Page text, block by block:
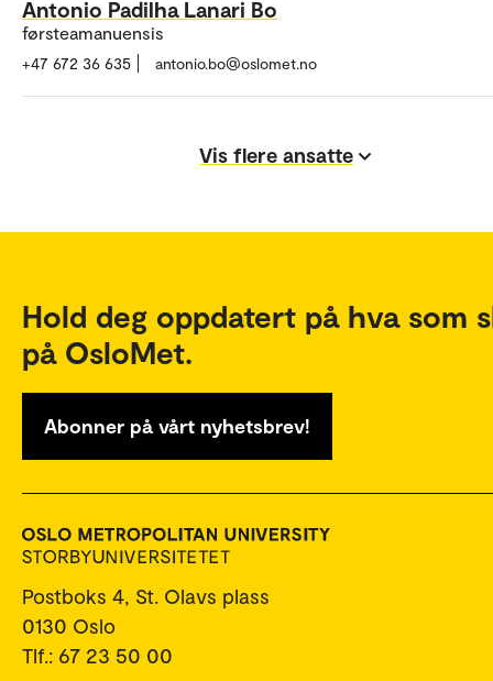
Antonio Padilha Lanari Bo
førsteamanuensis
+47 672 36 635 antonio.bo@oslomet.no
Vis flere ansatte
Hold deg oppdatert på hva som
på OsloMet.
Abonner på vårt nyhetsbrev!
Postboks 4, St. Olavs plass
0130 Oslo
Tlf.: 67 23 50 00